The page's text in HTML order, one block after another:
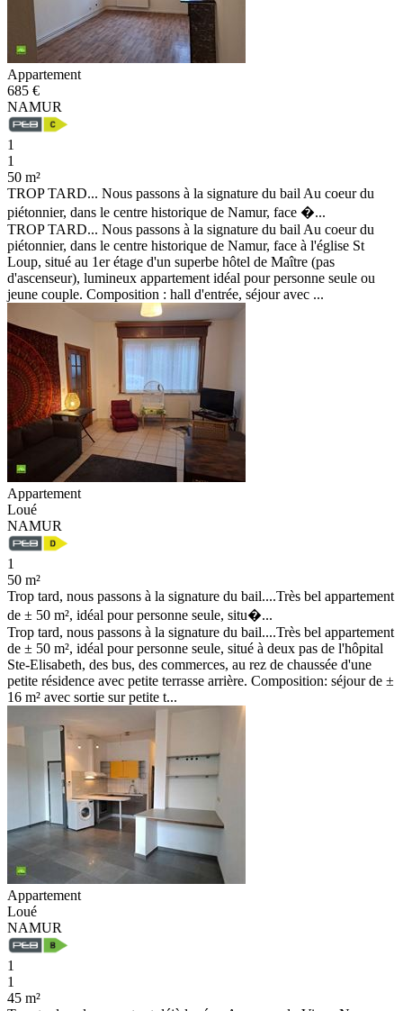
Appartement
685 €
NAMUR
1
1
50 m²
TROP TARD... Nous passons à la signature du bail Au coeur du
piétonnier, dans le centre historique de Namur, face �...
TROP TARD... Nous passons à la signature du bail Au coeur du
piétonnier, dans le centre historique de Namur, face à l'église St
Loup, situé au 1er étage d'un superbe hôtel de Maître (pas
d'ascenseur), lumineux appartement idéal pour personne seule ou
jeune couple. Composition : hall d'entrée, séjour avec ...
Appartement
Loué
NAMUR
1
50 m²
Trop tard, nous passons à la signature du bail....Très bel appartement
de ± 50 m², idéal pour personne seule, situ�...
Trop tard, nous passons à la signature du bail....Très bel appartement
de ± 50 m², idéal pour personne seule, situé à deux pas de l'hôpital
Ste-Elisabeth, des bus, des commerces, au rez de chaussée d'une
petite résidence avec petite terrasse arrière. Composition: séjour de ±
16 m² avec sortie sur petite t...
Appartement
Loué
NAMUR
1
1
45 m²